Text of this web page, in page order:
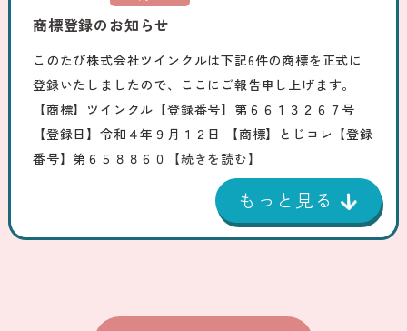
商標登録のお知らせ
このたび株式会社ツインクルは下記6件の商標を正式に
登録いたしましたので、ここにご報告申し上げます。
【商標】ツインクル【登録番号】第６６１３２６７号
【登録日】令和４年９月１２日 【商標】とじコレ【登録
番号】第６５８８６０
【続きを読む】